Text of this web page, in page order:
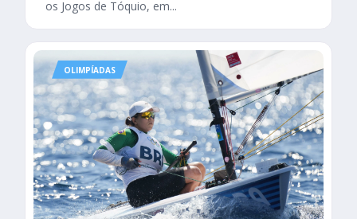
os Jogos de Tóquio, em...
OLIMPÍADAS